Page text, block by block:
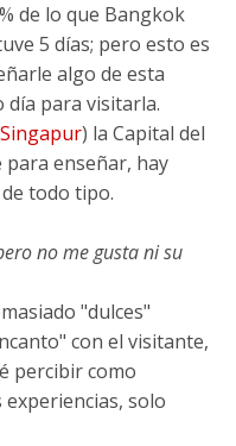
de lo que Bangkok
5 días; pero esto es
algo de esta
día para visitarla.
Singapur) la Capital del
para enseñar, hay
todo tipo.
no me gusta ni su
"dulces"
con el visitante,
percibir como
solo